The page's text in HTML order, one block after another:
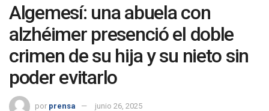
Algemesí: una abuela con
alzhéimer presenció el doble
crimen de su hija y su nieto sin
poder evitarlo
por prensa junio 26, 2025